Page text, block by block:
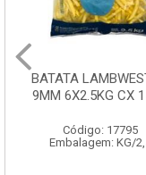
BATATA
Código: 17795
Embalagem: KG/2,5